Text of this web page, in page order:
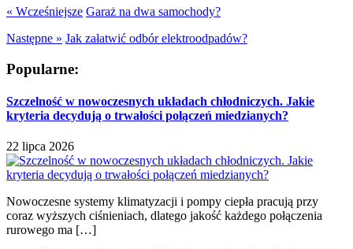
« Wcześniejsze Garaż na dwa samochody?
Następne » Jak załatwić odbór elektroodpadów?
Popularne:
Szczelność w nowoczesnych układach chłodniczych. Jakie
kryteria decydują o trwałości połączeń miedzianych?
22 lipca 2026
Nowoczesne systemy klimatyzacji i pompy ciepła pracują przy
coraz wyższych ciśnieniach, dlatego jakość każdego połączenia
rurowego ma […]